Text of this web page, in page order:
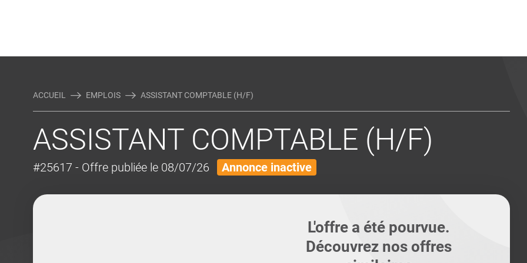
ACCUEIL EMPLOIS ASSISTANT COMPTABLE (H/F)
ASSISTANT COMPTABLE (H/F)
#25617 - Offre publiée le 08/07/26 Annonce inactive
L'offre a été pourvue.
Découvrez nos offres